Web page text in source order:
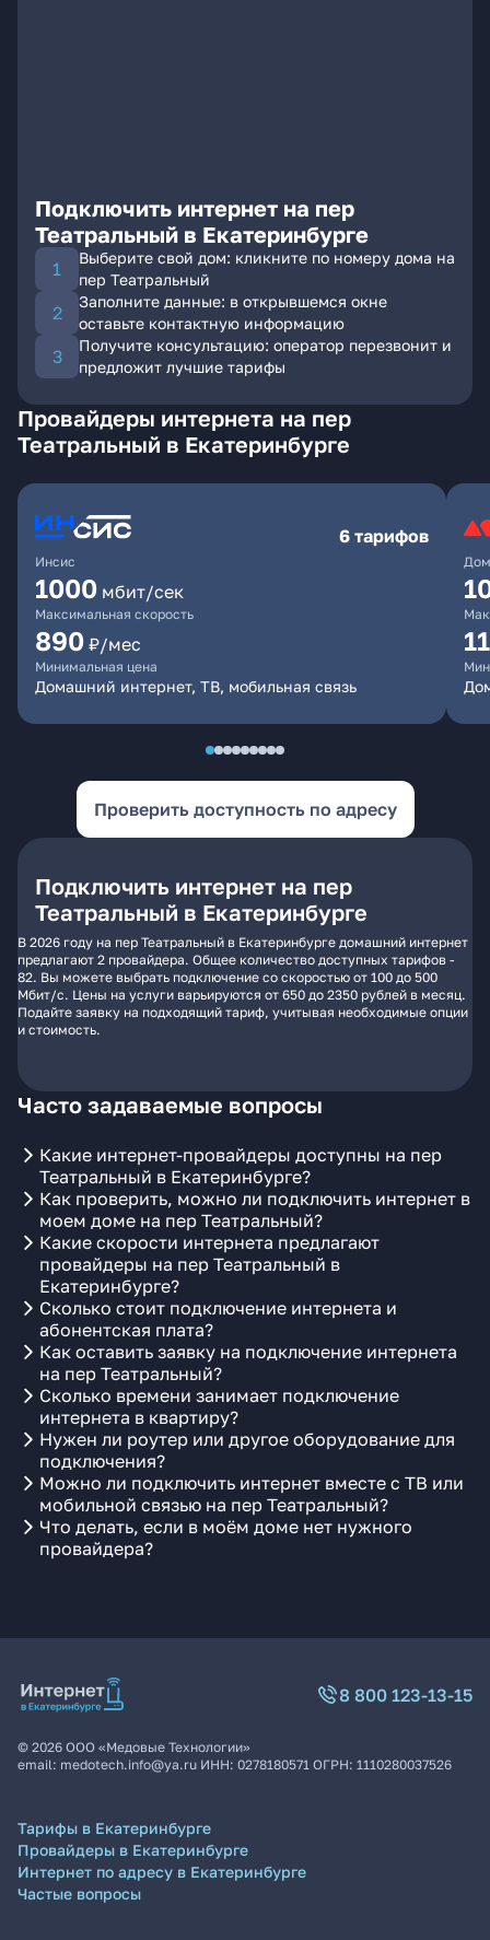
Подключить интернет на пер
Театральный в Екатеринбурге
Выберите свой дом: кликните по номеру дома на
пер Театральный
Заполните данные: в открывшемся окне
оставьте контактную информацию
Получите консультацию: оператор перезвонит и
предложит лучшие тарифы
Провайдеры интернета на пер
Театральный в Екатеринбурге
Инсис
6 тарифов
1000 мбит/сек
Максимальная скорость
890 ₽/мес
Минимальная цена
Домашний интернет, ТВ, мобильная связь
Проверить доступность по адресу
Подключить интернет на пер
Театральный в Екатеринбурге
В 2026 году на пер Театральный в Екатеринбурге домашний интернет
предлагают 2 провайдера. Общее количество доступных тарифов -
82. Вы можете выбрать подключение со скоростью от 100 до 500
Мбит/с. Цены на услуги варьируются от 650 до 2350 рублей в месяц.
Подайте заявку на подходящий тариф, учитывая необходимые опции
и стоимость.
Часто задаваемые вопросы
Какие интернет-провайдеры доступны на пер
Театральный в Екатеринбурге?
Как проверить, можно ли подключить интернет в
моем доме на пер Театральный?
Какие скорости интернета предлагают
провайдеры на пер Театральный в
Екатеринбурге?
Сколько стоит подключение интернета и
абонентская плата?
Как оставить заявку на подключение интернета
на пер Театральный?
Сколько времени занимает подключение
интернета в квартиру?
Нужен ли роутер или другое оборудование для
подключения?
Можно ли подключить интернет вместе с ТВ или
мобильной связью на пер Театральный?
Что делать, если в моём доме нет нужного
провайдера?
8 800 123-13-15
© 2026 ООО «Медовые Технологии»
email: medotech.info@ya.ru ИНН: 0278180571 ОГРН: 1110280037526
Тарифы в Екатеринбурге
Провайдеры в Екатеринбурге
Интернет по адресу в Екатеринбурге
Частые вопросы